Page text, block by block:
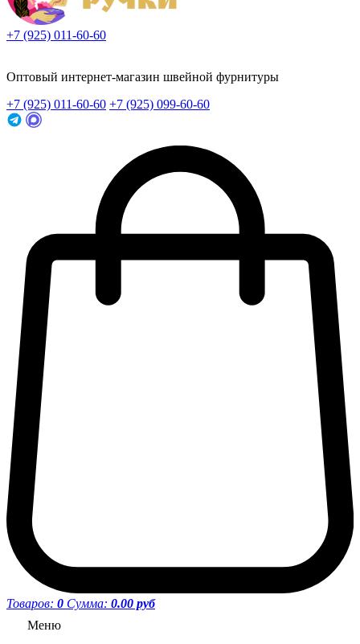
+7 (925) 011-60-60
Оптовый интернет-магазин швейной фурнитуры
+7 (925) 011-60-60 +7 (925) 099-60-60
Товаров: 0 Сумма: 0.00 руб
Меню